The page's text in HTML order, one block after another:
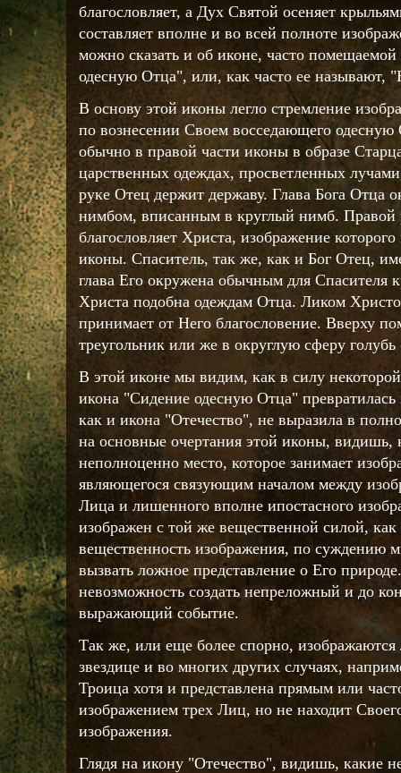
благословляет, а Дух Святой осеняет
составляет вполне и во всей полноте
можно сказать и об иконе, часто
одесную Отца", или, как часто ее называют,
В основу этой иконы легло стремление
по вознесении Своем восседающего
обычно в правой части иконы в образе
царственных одеждах, просветленных
руке Отец держит державу. Глава Бога Отца
нимбом, вписанным в круглый нимб. Правой
благословляет Христа, изображение
иконы. Спаситель, так же, как и Бог Отец,
глава Его окружена обычным для
Христа подобна одеждам Отца. Ликом
принимает от Него благословение. Вверху
треугольник или же в округлую сферу
В этой иконе мы видим, как в силу
икона "Сидение одесную Отца"
как и икона "Отечество", не выразила в
на основные очертания этой иконы, видишь,
неполноценно место, которое занимает
являющегося связующим началом между
Лица и лишенного вполне ипостасного
изображен с той же вещественной силой,
вещественность изображения, по суждению
вызвать ложное представление о Его
невозможность создать непреложный и до
выражающий событие.
Так же, или еще более спорно,
звездице и во многих других случаях,
Троица хотя и представлена прямым или
изображением трех Лиц, но не находит
изображения.
Глядя на икону "Отечество", видишь, какие